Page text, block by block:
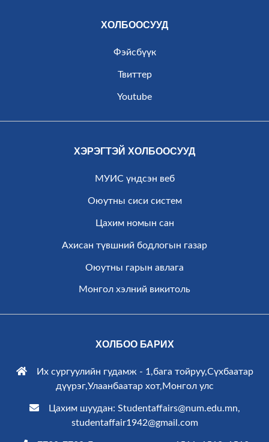
ХОЛБООСУУД
Фэйсбүүк
Твиттер
Youtube
ХЭРЭГТЭЙ ХОЛБООСУУД
МУИС үндсэн веб
Оюутны сиси систем
Цахим номын сан
Ахисан түвшний бодлогын газар
Оюутны гарын авлага
Монгол хэлний викитоль
ХОЛБОО БАРИХ
Их сургуулийн гудамж - 1,бага тойруу,Сүхбаатар
дүүрэг,Улаанбаатар хот,Монгол улс
Цахим шуудан: Studentaffairs@num.edu.mn,
studentaffair1942@gmail.com